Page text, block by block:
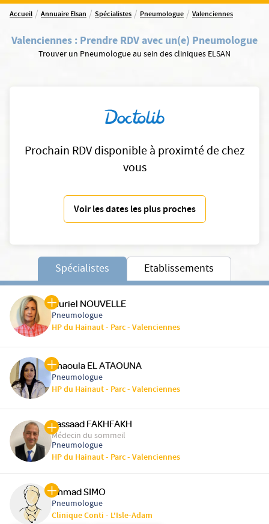
Accueil / Annuaire Elsan / Spécialistes / Pneumologue / Valenciennes
Valenciennes : Prendre RDV avec un(e) Pneumologue
Trouver un Pneumologue au sein des cliniques ELSAN
Prochain RDV disponible à proximté de chez
vous
Voir les dates les plus proches
Spécialistes Etablissements
Muriel NOUVELLE
Pneumologue
HP du Hainaut - Parc - Valenciennes
Khaoula EL ATAOUNA
Pneumologue
HP du Hainaut - Parc - Valenciennes
Lassaad FAKHFAKH
Médecin du sommeil
Pneumologue
HP du Hainaut - Parc - Valenciennes
Ahmad SIMO
Pneumologue
Clinique Conti - L'Isle-Adam